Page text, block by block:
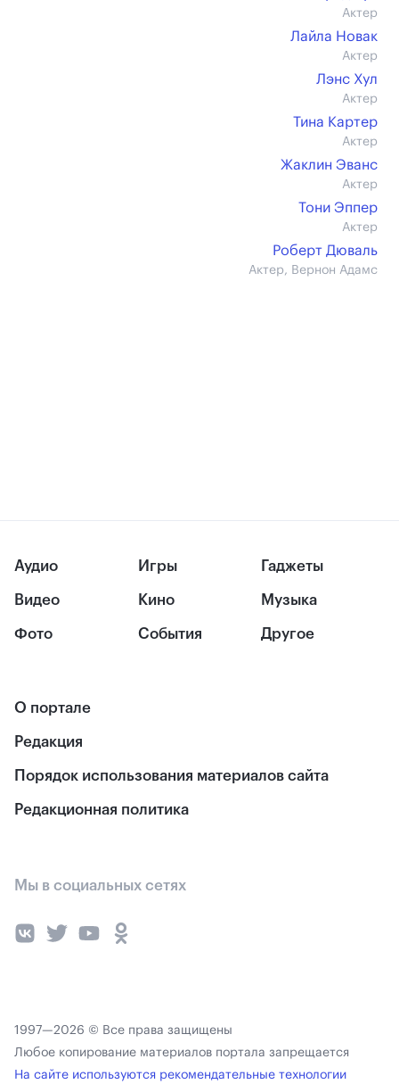
Актер
Лайла Новак
Актер
Лэнс Хул
Актер
Тина Картер
Актер
Жаклин Эванс
Актер
Тони Эппер
Актер
Роберт Дюваль
Актер, Вернон Адамс
Аудио
Видео
Фото
Игры
Кино
События
Гаджеты
Музыка
Другое
О портале
Редакция
Порядок использования материалов сайта
Редакционная политика
Мы в социальных сетях
1997—2026 © Все права защищены
Любое копирование материалов портала запрещается
На сайте используются рекомендательные технологии